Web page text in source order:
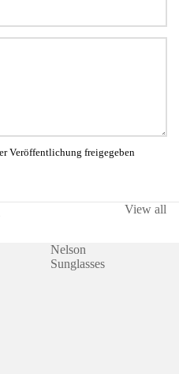
Veröffentlichung freigegeben
View all
Nelson
Sunglasses